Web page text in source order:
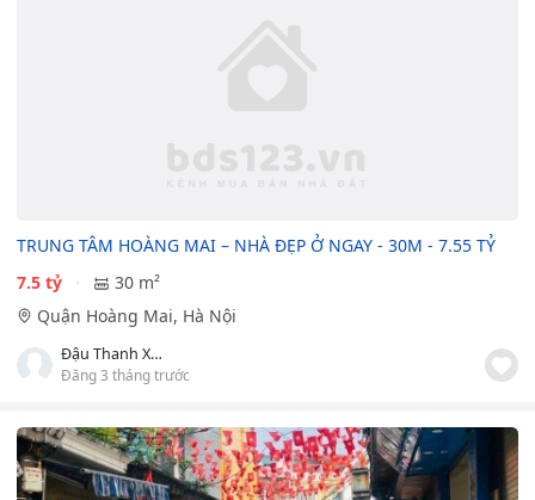
TRUNG TÂM HOÀNG MAI – NHÀ ĐẸP Ở NGAY - 30M - 7.55 TỶ
7.5 tỷ
30 m²
Quận Hoàng Mai, Hà Nội
Đậu Thanh Xuân
Đăng 3 tháng trước